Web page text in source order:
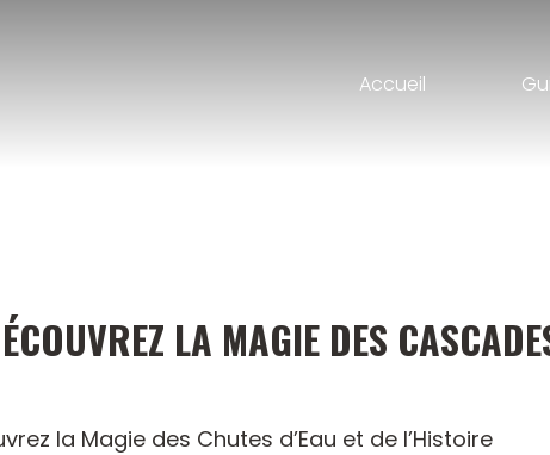
Accueil
LA MAGIE DES
la Magie des Chutes d’Eau et de l’Histoire